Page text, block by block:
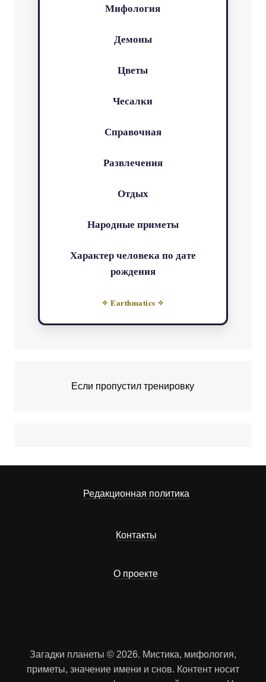
Мифология
Демоны
Цветы
Чесалки
Справочная
Развлечения
Отдых
Народные приметы
Характер человека по дате
рождения
✧ Earthmatics ✧
Если пропустил тренировку
Редакционная политика
Контакты
О проекте
Загадки планеты © 2026. Мистика, мифология,
приметы, значение имени и снов. Контент носит